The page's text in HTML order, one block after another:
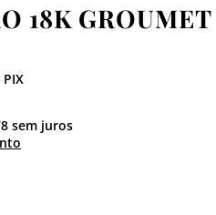
18K
sem juros